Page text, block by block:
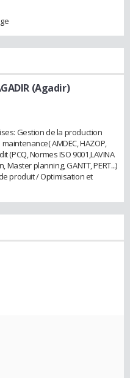
(Agadir)
Gestion de la production
maintenance( AMDEC, HAZOP,
(PCQ, Normes ISO 9001,LAVINA
planning, GANTT, PERT...)
produit / Optimisation et